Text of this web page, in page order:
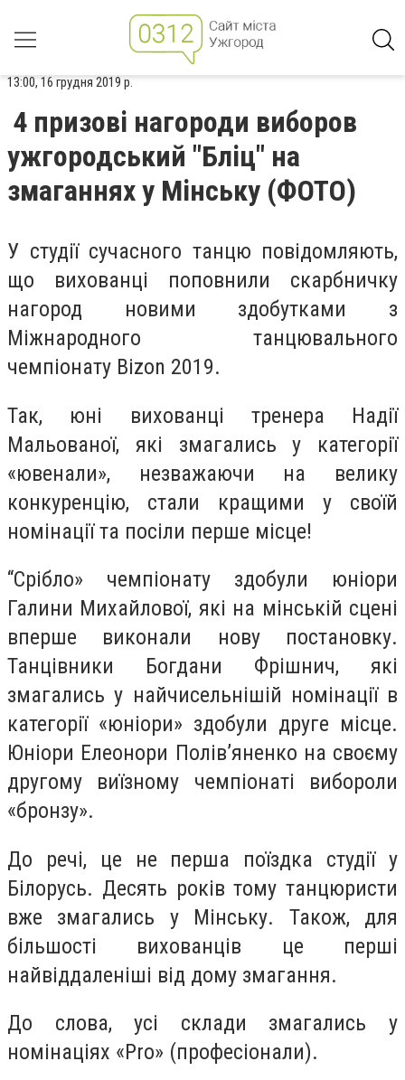
13:00, 16 грудня 2019 р.
4 призові нагороди виборов
ужгородський "Бліц" на
змаганнях у Мінську (ФОТО)
У студії сучасного танцю повідомляють,
що вихованці поповнили скарбничку
нагород новими здобутками з
Міжнародного танцювального
чемпіонату Bizon 2019.
Так, юні вихованці тренера Надії
Мальованої, які змагались у категорії
«ювенали», незважаючи на велику
конкуренцію, стали кращими у своїй
номінації та посіли перше місце!⠀
“Срібло» чемпіонату здобули юніори
Галини Михайлової, які на мінській сцені
вперше виконали нову постановку.
Танцівники Богдани Фрішнич, які
змагались у найчисельнішій номінації в
категорії «юніори» здобули друге місце.
Юніори Елеонори Полів’яненко на своєму
другому виїзному чемпіонаті вибороли
«бронзу».⠀
До речі, це не перша поїздка студії у
Білорусь. Десять років тому танцюристи
вже змагались у Мінську. Також, для
більшості вихованців це перші
найвіддаленіші від дому змагання.⠀
До слова, усі склади змагались у
номінаціях «Pro» (професіонали).⠀